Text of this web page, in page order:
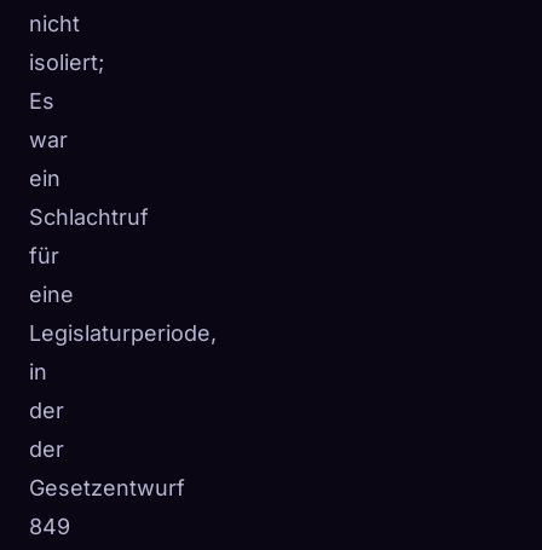
nicht
isoliert;
Es
war
ein
Schlachtruf
für
eine
Legislaturperiode,
in
der
der
Gesetzentwurf
849